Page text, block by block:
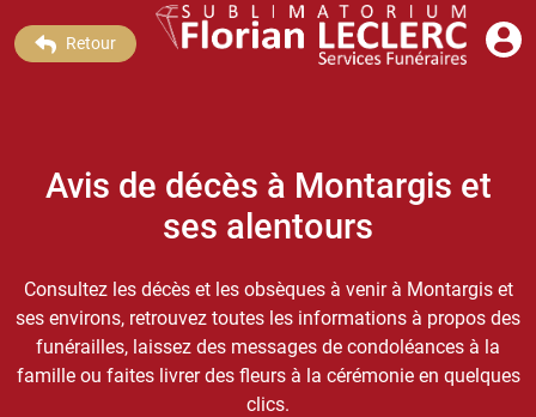
Retour
Avis de décès à Montargis et
ses alentours
Consultez les décès et les obsèques à venir à Montargis et
ses environs, retrouvez toutes les informations à propos des
funérailles, laissez des messages de condoléances à la
famille ou faites livrer des fleurs à la cérémonie en quelques
clics.